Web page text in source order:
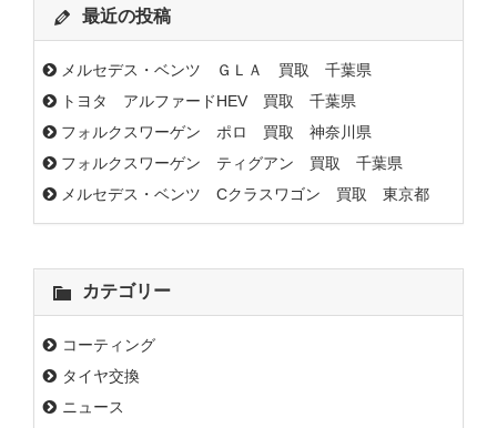
最近の投稿
メルセデス・ベンツ ＧＬＡ 買取 千葉県
トヨタ アルファードHEV 買取 千葉県
フォルクスワーゲン ポロ 買取 神奈川県
フォルクスワーゲン ティグアン 買取 千葉県
メルセデス・ベンツ Cクラスワゴン 買取 東京都
カテゴリー
コーティング
タイヤ交換
ニュース